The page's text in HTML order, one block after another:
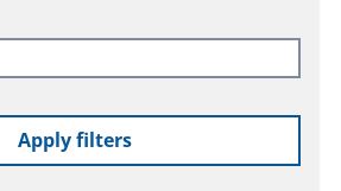
Apply filters